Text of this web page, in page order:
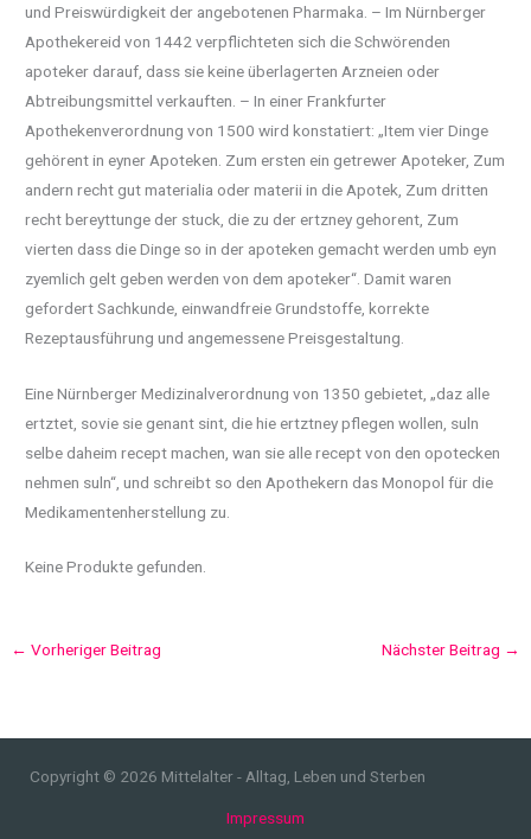
und Preiswürdigkeit der angebotenen Pharmaka. – Im Nürnberger
Apothekereid von 1442 verpflichteten sich die Schwörenden
apoteker darauf, dass sie keine überlagerten Arzneien oder
Abtreibungsmittel verkauften. – In einer Frankfurter
Apothekenverordnung von 1500 wird konstatiert: „Item vier Dinge
gehörent in eyner Apoteken. Zum ersten ein getrewer Apoteker, Zum
andern recht gut materialia oder materii in die Apotek, Zum dritten
recht bereyttunge der stuck, die zu der ertzney gehorent, Zum
vierten dass die Dinge so in der apoteken gemacht werden umb eyn
zyemlich gelt geben werden von dem apoteker“. Damit waren
gefordert Sachkunde, einwandfreie Grundstoffe, korrekte
Rezeptausführung und angemessene Preisgestaltung.
Eine Nürnberger Medizinalverordnung von 1350 gebietet, „daz alle
ertztet, sovie sie genant sint, die hie ertztney pflegen wollen, suln
selbe daheim recept machen, wan sie alle recept von den opotecken
nehmen suln“, und schreibt so den Apothekern das Monopol für die
Medikamentenherstellung zu.
Keine Produkte gefunden.
← Vorheriger Beitrag Nächster Beitrag →
Copyright © 2026 Mittelalter - Alltag, Leben und Sterben
Impressum